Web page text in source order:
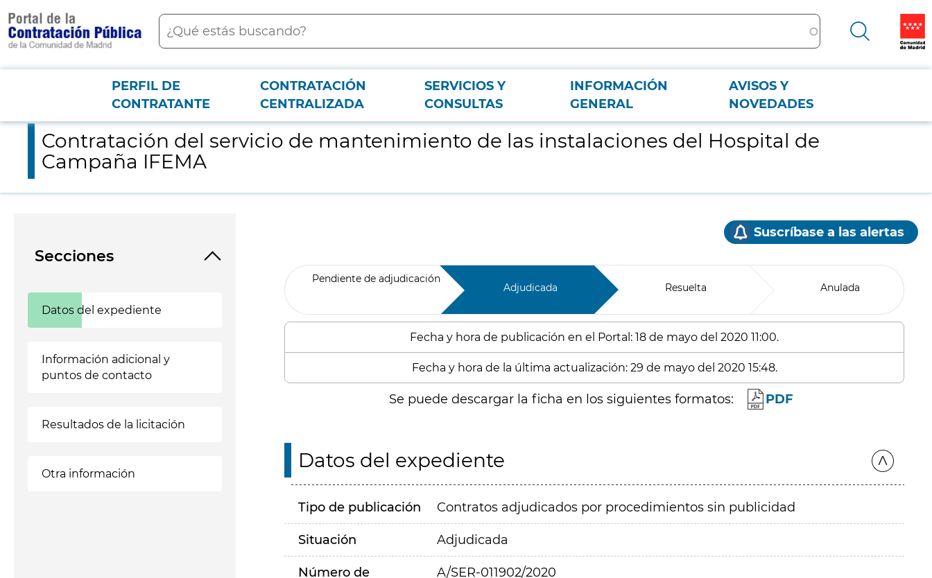
contenido
principal
Buscar
Menú PCON
PERFIL DE
CONTRATANTE
CONTRATACIÓN
CENTRALIZADA
SERVICIOS Y
CONSULTAS
INFORMACIÓN
GENERAL
AVISOS Y
NOVEDADES
Contratación del servicio de mantenimiento de las instalaciones del Hospital de Campaña IFEMA
Contratación del servicio de mantenimiento de las instalaciones del Hospital de
Campaña IFEMA
Secciones
Datos del expediente
Información adicional y
puntos de contacto
Resultados de la licitación
Otra información
Suscríbase a las alertas
Pendiente de adjudicación
Adjudicada Resuelta Anulada
Fecha y hora de publicación en el Portal: 18 de mayo del 2020 11:00.
Fecha y hora de la última actualización: 29 de mayo del 2020 15:48.
Se puede descargar la ficha en los siguientes formatos: PDF
Datos del expediente
Tipo de publicación Contratos adjudicados por procedimientos sin publicidad
Situación Adjudicada
Número de
A/SER-011902/2020